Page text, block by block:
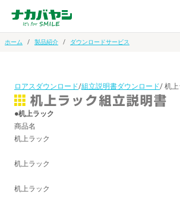
ホーム 製品紹介 ダウンロードサービス
ロアスダウンロード/組立説明書ダウンロード/ 机上
●机上ラック
商品名
机上ラック
机上ラック
机上ラック